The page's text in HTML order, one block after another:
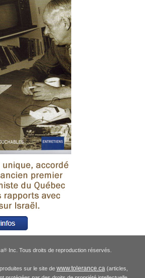
®Inc. Tous droits de reproduction réservés.
sur le site de www.tolerance.ca(articles,